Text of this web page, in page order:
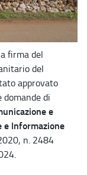
firma del
del
approvato
domande di
e
e Informazione
n. 2484